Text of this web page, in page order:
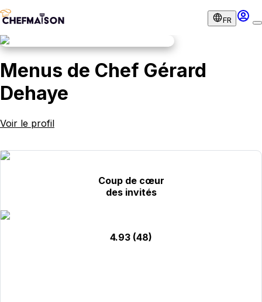
FR
Menus de Chef Gérard
Dehaye
Voir le profil
Coup de cœur
des invités
4.93 (48)